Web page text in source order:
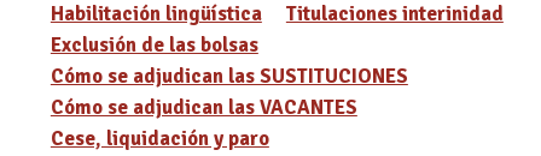
Habilitación lingüística
Titulaciones interinidad
Exclusión de las bolsas
Cómo se adjudican las SUSTITUCIONES
Cómo se adjudican las VACANTES
Cese, liquidación y paro